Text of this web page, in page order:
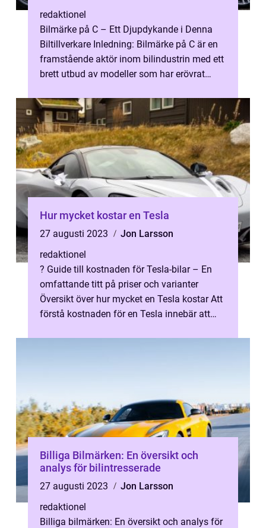
redaktionel
Bilmärke på C – Ett Djupdykande i Denna
Biltillverkare Inledning: Bilmärke på C är en
framstående aktör inom bilindustrin med ett
brett utbud av modeller som har erövrat
Hur mycket kostar en Tesla
27 augusti 2023
Jon Larsson
redaktionel
? Guide till kostnaden för Tesla-bilar – En
omfattande titt på priser och varianter
Översikt över hur mycket en Tesla kostar Att
förstå kostnaden för en Tesla innebär att
Billiga Bilmärken: En översikt och
analys för bilintresserade
27 augusti 2023
Jon Larsson
redaktionel
Billiga bilmärken: En översikt och analys för